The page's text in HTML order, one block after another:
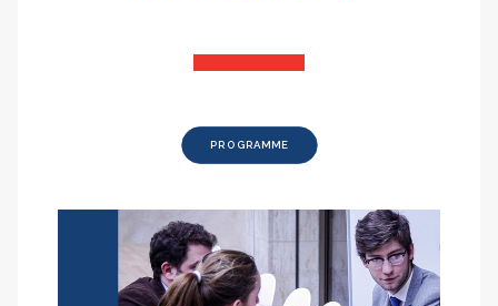
PROGRAMME